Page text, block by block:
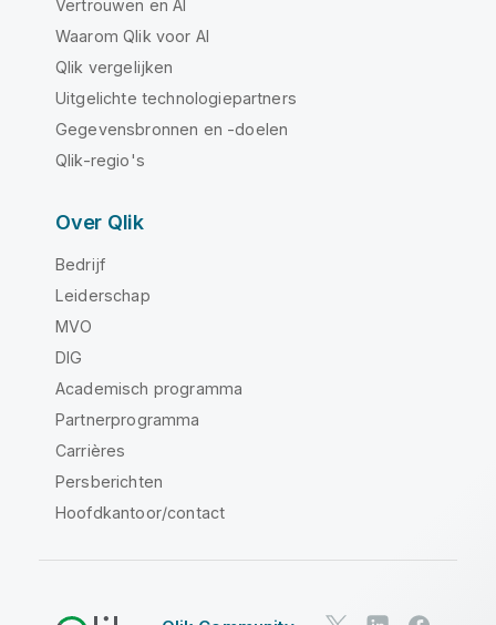
Vertrouwen en AI
Waarom Qlik voor AI
Qlik vergelijken
Uitgelichte technologiepartners
Gegevensbronnen en -doelen
Qlik-regio's
Over Qlik
Bedrijf
Leiderschap
MVO
DIG
Academisch programma
Partnerprogramma
Carrières
Persberichten
Hoofdkantoor/contact